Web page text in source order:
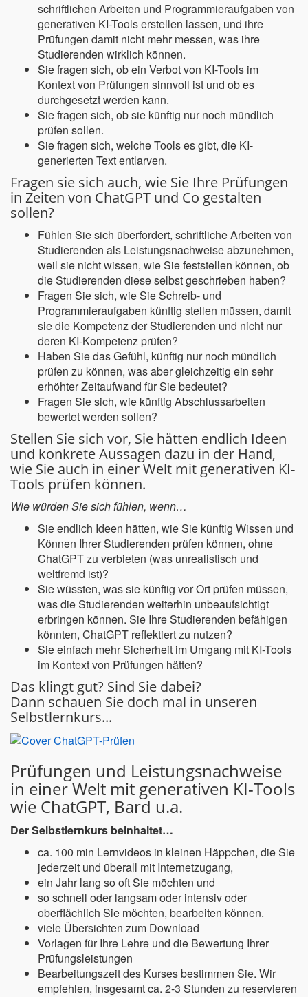
schriftlichen Arbeiten und Programmieraufgaben von
generativen KI-Tools erstellen lassen, und ihre
Prüfungen damit nicht mehr messen, was ihre
Studierenden wirklich können.
Sie fragen sich, ob ein Verbot von KI-Tools im
Kontext von Prüfungen sinnvoll ist und ob es
durchgesetzt werden kann.
Sie fragen sich, ob sie künftig nur noch mündlich
prüfen sollen.
Sie fragen sich, welche Tools es gibt, die KI-
generierten Text entlarven.
Fragen sie sich auch, wie Sie Ihre Prüfungen
in Zeiten von ChatGPT und Co gestalten
sollen?
Fühlen Sie sich überfordert, schriftliche Arbeiten von
Studierenden als Leistungsnachweise abzunehmen,
weil sie nicht wissen, wie Sie feststellen können, ob
die Studierenden diese selbst geschrieben haben?
Fragen Sie sich, wie Sie Schreib- und
Programmieraufgaben künftig stellen müssen, damit
sie die Kompetenz der Studierenden und nicht nur
deren KI-Kompetenz prüfen?
Haben Sie das Gefühl, künftig nur noch mündlich
prüfen zu können, was aber gleichzeitig ein sehr
erhöhter Zeitaufwand für Sie bedeutet?
Fragen Sie sich, wie künftig Abschlussarbeiten
bewertet werden sollen?
Stellen Sie sich vor, Sie hätten endlich Ideen
und konkrete Aussagen dazu in der Hand,
wie Sie auch in einer Welt mit generativen KI-
Tools prüfen können.
Wie würden Sie sich fühlen, wenn…
Sie endlich Ideen hätten, wie Sie künftig Wissen und
Können Ihrer Studierenden prüfen können, ohne
ChatGPT zu verbieten (was unrealistisch und
weltfremd ist)?
Sie wüssten, was sie künftig vor Ort prüfen müssen,
was die Studierenden weiterhin unbeaufsichtigt
erbringen können. Sie Ihre Studierenden befähigen
könnten, ChatGPT reflektiert zu nutzen?
Sie einfach mehr Sicherheit im Umgang mit KI-Tools
im Kontext von Prüfungen hätten?
Das klingt gut? Sind Sie dabei?
Dann schauen Sie doch mal in unseren
Selbstlernkurs...
Prüfungen und Leistungsnachweise
in einer Welt mit generativen KI-Tools
wie ChatGPT, Bard u.a.
Der Selbstlernkurs beinhaltet…
ca. 100 min Lernvideos in kleinen Häppchen, die Sie
jederzeit und überall mit Internetzugang,
ein Jahr lang so oft Sie möchten und
so schnell oder langsam oder intensiv oder
oberflächlich Sie möchten, bearbeiten können.
viele Übersichten zum Download
Vorlagen für Ihre Lehre und die Bewertung Ihrer
Prüfungsleistungen
Bearbeitungszeit des Kurses bestimmen Sie. Wir
empfehlen, insgesamt ca. 2-3 Stunden zu reservieren